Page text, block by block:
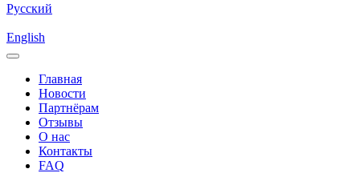
Русский
English
Главная
Новости
Партнёрам
Отзывы
О нас
Контакты
FAQ